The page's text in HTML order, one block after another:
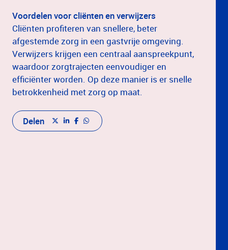
Voordelen voor cliënten en verwijzers
Cliënten profiteren van snellere, beter
afgestemde zorg in een gastvrije omgeving.
Verwijzers krijgen een centraal aanspreekpunt,
waardoor zorgtrajecten eenvoudiger en
efficiënter worden. Op deze manier is er snelle
betrokkenheid met zorg op maat.
Delen